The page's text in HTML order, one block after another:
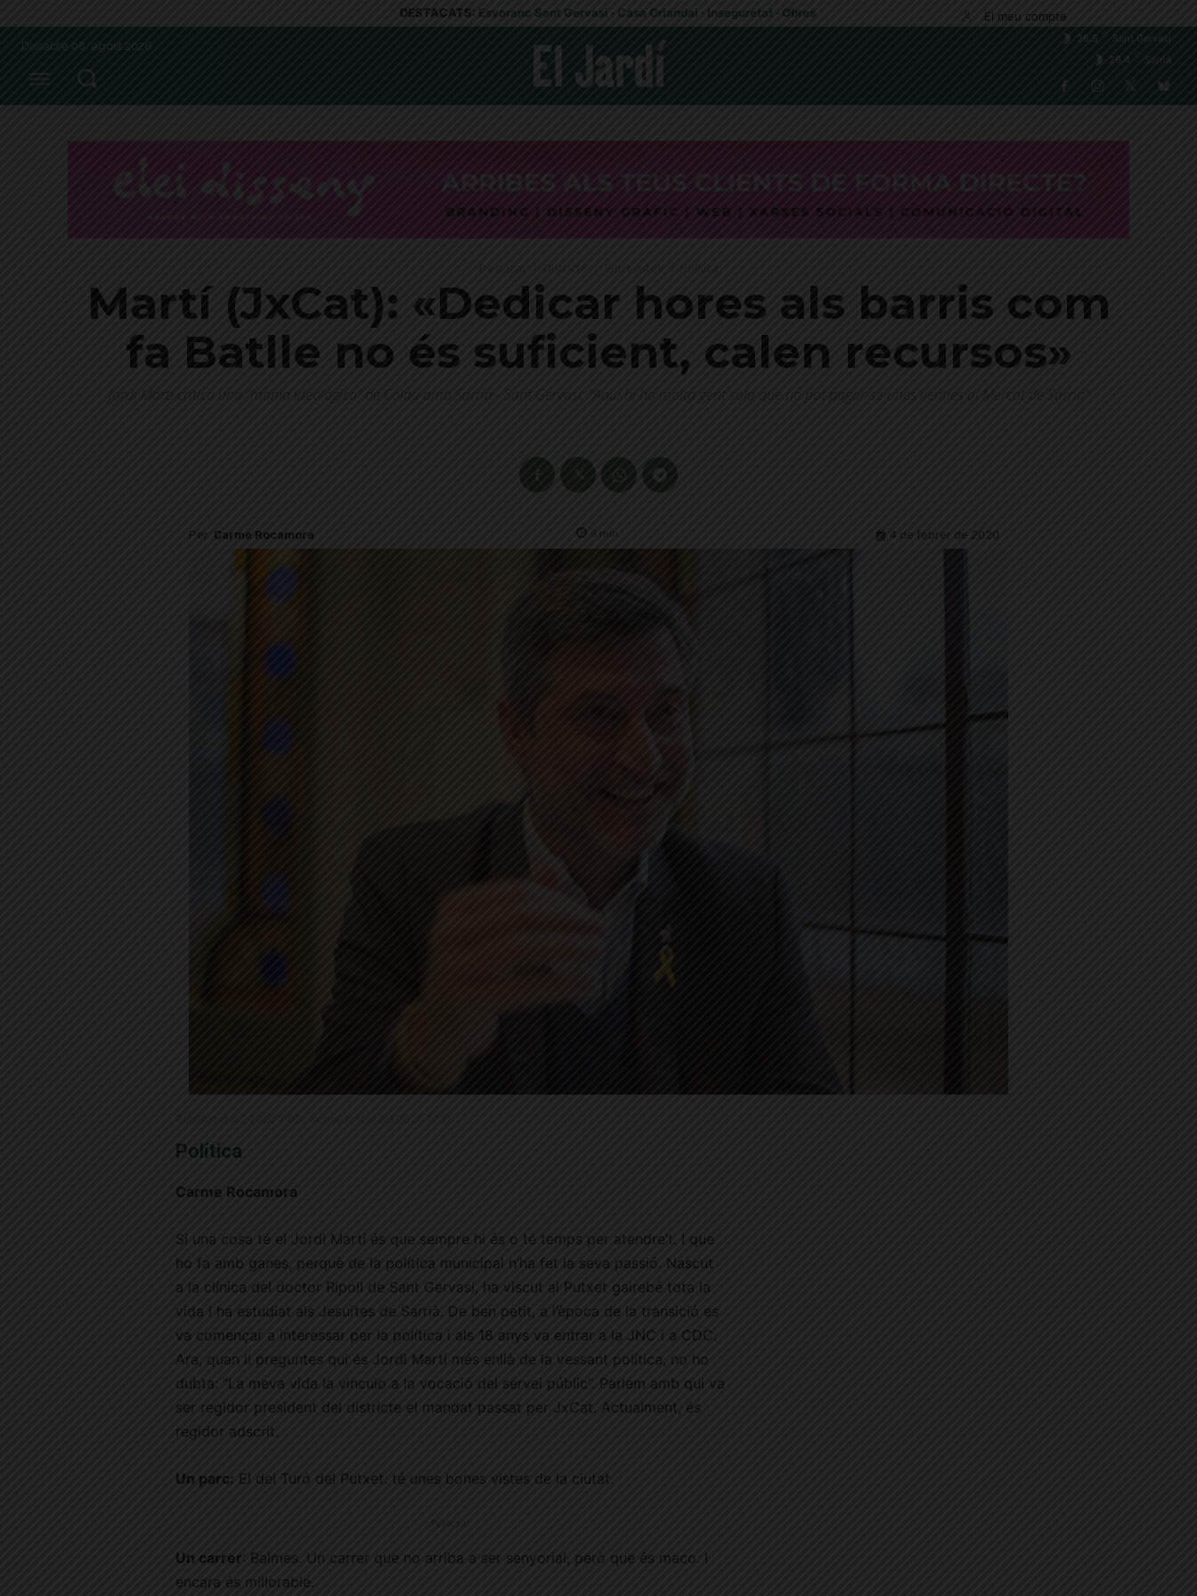
DESTACATS: Esvoranc Sant Gervasi · Casa Orlandai · Inseguretat · Obres El meu compte
Dissabte 08, agost 2026
26.5
Sant Gervasi
26.4
Sarrià
Entrevistes
Martí (JxCat): «Dedicar hores als barris com
fa Batlle no és suficient, calen recursos»
Jordi Martí critica una "mania ideològica" de Colau amb Sarrià - Sant Gervasi: "Aquí hi ha molta gent sola que no pot pagar-se unes llenties al Mercat de Sarrià"
Per Carme Rocamora 9 min. 4 de febrer de 2020
Política
Carme Rocamora
Si una cosa té el Jordi Martí és que sempre hi és o té temps per atendre’t. I que
ho fa amb ganes, perquè de la política municipal n’ha fet la seva passió. Nascut
a la clínica del doctor Ripoll de Sant Gervasi, ha viscut al Putxet gairebé tota la
vida i ha estudiat als Jesuïtes de Sarrià. De ben petit, a l’època de la transició es
va començar a interessar per la política i als 18 anys va entrar a la JNC i a CDC.
Ara, quan li preguntes qui és Jordi Martí més enllà de la vessant política, no ho
dubta: “La meva vida la vinculo a la vocació del servei públic”. Parlem amb qui va
ser regidor president del districte el mandat passat per JxCat. Actualment, és
regidor adscrit.
Un parc: El del Turó del Putxet: té unes bones vistes de la ciutat.
Publicitat
Un carrer: Balmes. Un carrer que no arriba a ser senyorial, però que és maco. I
encara és millorable.